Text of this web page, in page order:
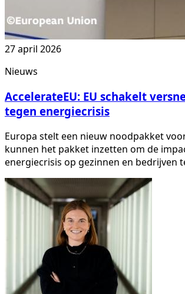
27 april 2026
Nieuws
AccelerateEU: EU schakelt
tegen energiecrisis
Europa stelt een nieuw noodpakket
kunnen het pakket inzetten om de
energiecrisis op gezinnen en bedrijven